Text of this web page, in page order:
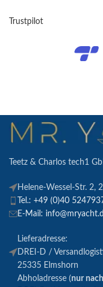
Trustpilot
Teetz & Charlos tech1
Helene-Wessel-Str. 2,
Tel.: +49 (0)40
E-Mail:
Lieferadresse:
DREI-D /
25335 Elmshorn
Abholadresse (nur